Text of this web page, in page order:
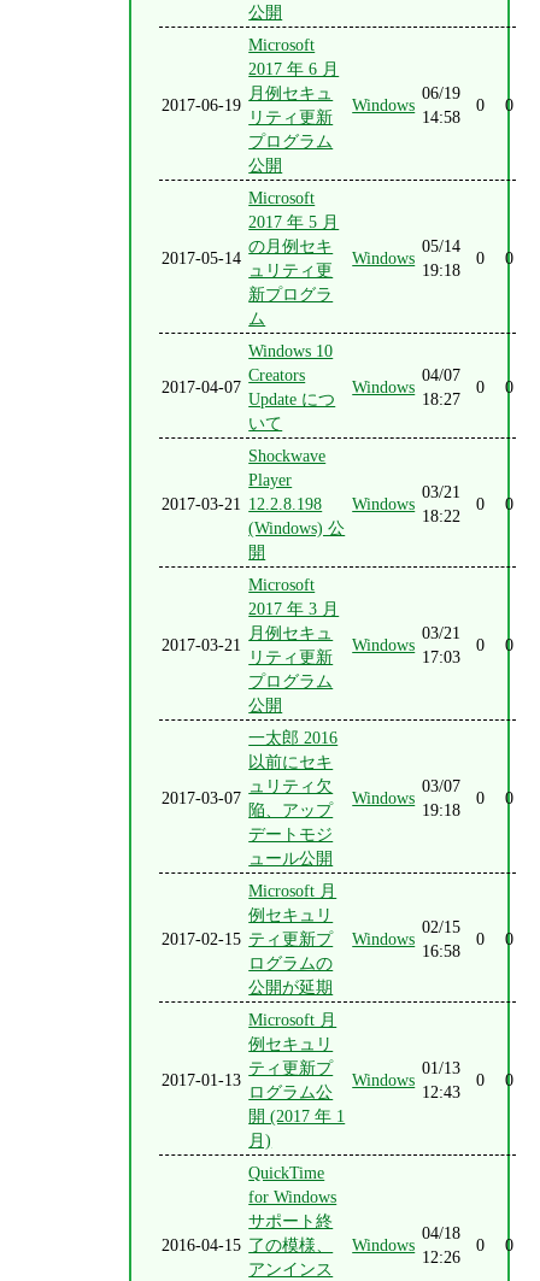
公開
2017-06-19
Microsoft
2017 年 6 月
月例セキュ
リティ更新
プログラム
公開
Windows
06/19
14:58
0 0
2017-05-14
Microsoft
2017 年 5 月
の月例セキ
ュリティ更
新プログラ
ム
Windows
05/14
19:18
0 0
2017-04-07
Windows 10
Creators
Update につ
いて
Windows
04/07
18:27
0 0
2017-03-21
Shockwave
Player
12.2.8.198
(Windows) 公
開
Windows
03/21
18:22
0 0
2017-03-21
Microsoft
2017 年 3 月
月例セキュ
リティ更新
プログラム
公開
Windows
03/21
17:03
0 0
2017-03-07
一太郎 2016
以前にセキ
ュリティ欠
陥、アップ
デートモジ
ュール公開
Windows
03/07
19:18
0 0
2017-02-15
Microsoft 月
例セキュリ
ティ更新プ
ログラムの
公開が延期
Windows
02/15
16:58
0 0
2017-01-13
Microsoft 月
例セキュリ
ティ更新プ
ログラム公
開 (2017 年 1
月)
Windows
01/13
12:43
0 0
2016-04-15
QuickTime
for Windows
サポート終
了の模様、
アンインス
Windows
04/18
12:26
0 0